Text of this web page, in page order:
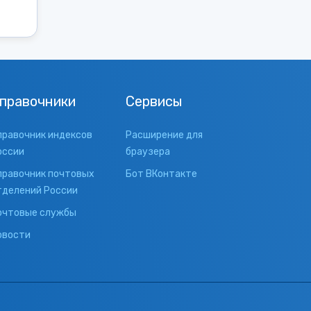
индексов
почтовых
России
службы
Сервисы
Расширение для
браузера
Бот ВКонтакте